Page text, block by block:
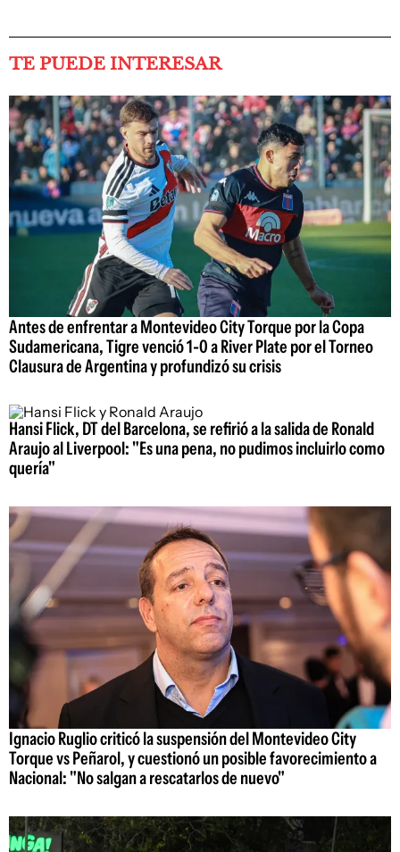
TE PUEDE INTERESAR
Antes de enfrentar a Montevideo City Torque por la Copa
Sudamericana, Tigre venció 1-0 a River Plate por el Torneo
Clausura de Argentina y profundizó su crisis
Hansi Flick, DT del Barcelona, se refirió a la salida de Ronald
Araujo al Liverpool: "Es una pena, no pudimos incluirlo como
quería"
Ignacio Ruglio criticó la suspensión del Montevideo City
Torque vs Peñarol, y cuestionó un posible favorecimiento a
Nacional: "No salgan a rescatarlos de nuevo"